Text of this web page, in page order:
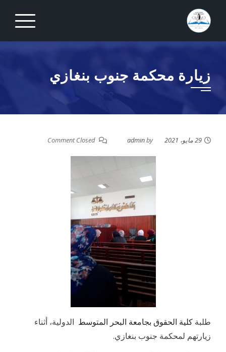
content
زيارة محكمة جنوب بنغازي
29 مايو، 2021 by
admin
Comment Closed
طلبة كلية الحقوق بجامعة البحر المتوسط الدولية، أثناء
زيارتهم لمحكمة جنوب بنغازي.